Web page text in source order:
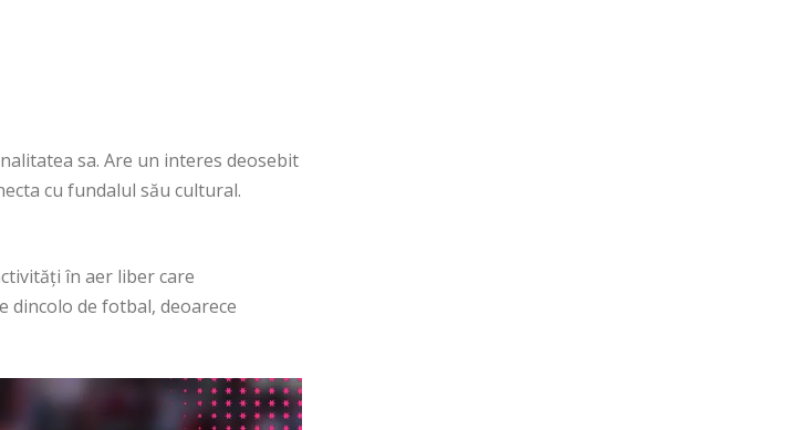
sa. Are un interes deosebit
cu fundalul său cultural.
în aer liber care
dincolo de fotbal, deoarece